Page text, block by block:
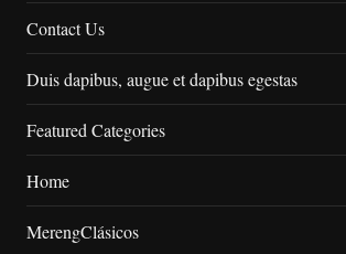
Contact Us
Duis dapibus, augue et dapibus egestas
Featured Categories
Home
MerengClásicos